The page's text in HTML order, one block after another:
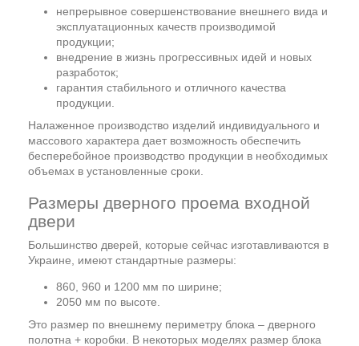
непрерывное совершенствование внешнего вида и
эксплуатационных качеств производимой
продукции;
внедрение в жизнь прогрессивных идей и новых
разработок;
гарантия стабильного и отличного качества
продукции.
Налаженное производство изделий индивидуального и
массового характера дает возможность обеспечить
бесперебойное производство продукции в необходимых
объемах в установленные сроки.
Размеры дверного проема входной
двери
Большинство дверей, которые сейчас изготавливаются в
Украине, имеют стандартные размеры:
860, 960 и 1200 мм по ширине;
2050 мм по высоте.
Это размер по внешнему периметру блока – дверного
полотна + коробки. В некоторых моделях размер блока